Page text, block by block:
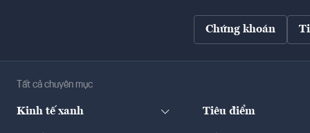
Chứng khoán
Tất cả chuyên mục
Kinh tế xanh Tiêu điểm